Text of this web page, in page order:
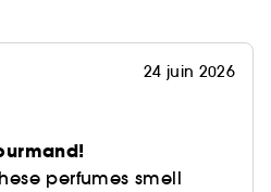
24 juin 2026
perfumes smell